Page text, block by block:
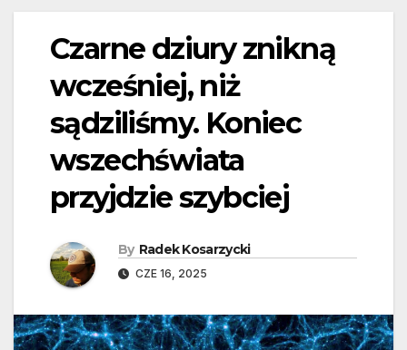
Czarne dziury znikną
wcześniej, niż
sądziliśmy. Koniec
wszechświata
przyjdzie szybciej
By Radek Kosarzycki
CZE 16, 2025